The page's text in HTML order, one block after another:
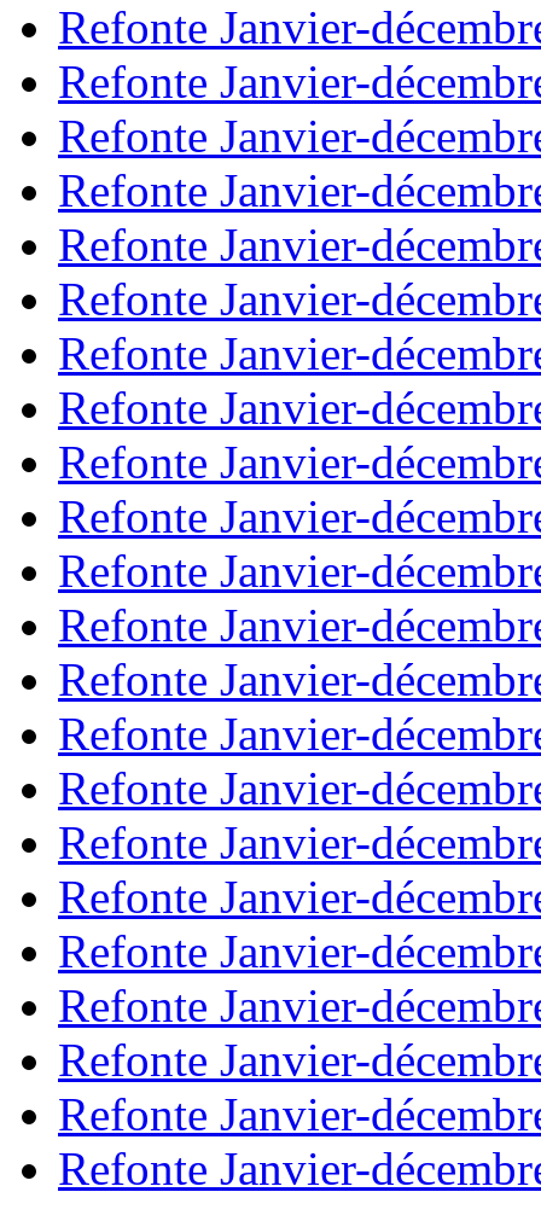
Refonte Janvier-
Refonte Janvier-
Refonte Janvier-
Refonte Janvier-
Refonte Janvier-
Refonte Janvier-
Refonte Janvier-
Refonte Janvier-
Refonte Janvier-
Refonte Janvier-
Refonte Janvier-
Refonte Janvier-
Refonte Janvier-
Refonte Janvier-
Refonte Janvier-
Refonte Janvier-
Refonte Janvier-
Refonte Janvier-
Refonte Janvier-
Refonte Janvier-
Refonte Janvier-
Refonte Janvier-